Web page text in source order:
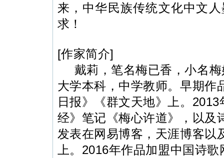
来，中华民族传统文化中文
求！
[作家简介]
戴莉，笔名梅已香，小名
大学本科，中学教师。早期作
日报》《群文天地》上。 2013
经》笔记《梅心许道》，以及
发表在网易博客，天涯博客以
上。 2016年作品加盟中国诗